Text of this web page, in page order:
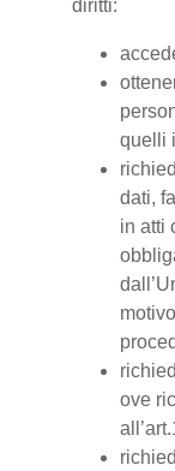
diritti:
quelli
dati,
in atti
ove